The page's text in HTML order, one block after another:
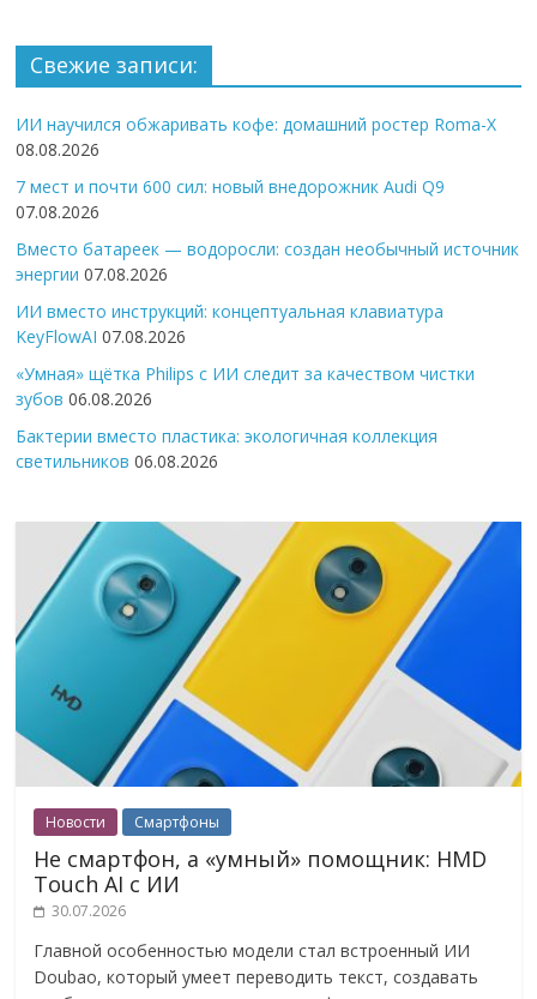
Свежие записи:
ИИ научился обжаривать кофе: домашний ростер Roma-X
08.08.2026
7 мест и почти 600 сил: новый внедорожник Audi Q9
07.08.2026
Вместо батареек — водоросли: создан необычный источник
энергии 07.08.2026
ИИ вместо инструкций: концептуальная клавиатура
KeyFlowAI 07.08.2026
«Умная» щётка Philips с ИИ следит за качеством чистки
зубов 06.08.2026
Бактерии вместо пластика: экологичная коллекция
светильников 06.08.2026
Новости Смартфоны
Не смартфон, а «умный» помощник: HMD
Touch AI с ИИ
30.07.2026
Главной особенностью модели стал встроенный ИИ
Doubao, который умеет переводить текст, создавать